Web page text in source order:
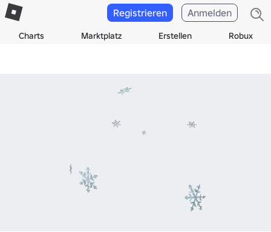
Charts Marktplatz Erstellen Robux
Registrieren Anmelden